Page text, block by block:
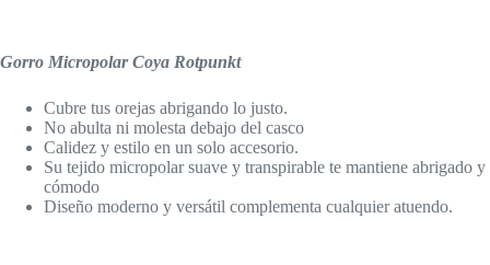
Gorro Micropolar Coya Rotpunkt
Cubre tus orejas abrigando lo justo.
No abulta ni molesta debajo del casco
Calidez y estilo en un solo accesorio.
Su tejido micropolar suave y transpirable te mantiene abrigado y
cómodo
Diseño moderno y versátil complementa cualquier atuendo.